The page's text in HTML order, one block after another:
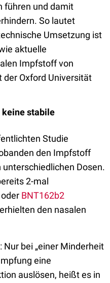
führen und damit
So lautet
Umsetzung ist
aktuelle
Impfstoff von
Oxford Universität
keine stabile
Studie
den Impfstoff
unterschiedlichen Dosen.
2-mal
BNT162b2
den nasalen
bei „einer Minderheit
eine
auslösen, heißt es in